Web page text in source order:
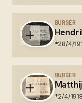
Begraafplaats
BURGER
*28/4/
slachtoffer van
Nationaal Ereveld
eveneens een
BURGER
*2/4/1918